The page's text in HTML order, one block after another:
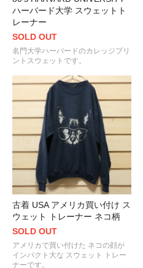
ハーバード大学 スウェットト
レーナー
SOLD OUT
名門大学ハーバードのカレッジプリ
ントスウェットです。
古着 USA アメリカ買い付け ス
ウェット トレーナー ネコ柄
SOLD OUT
アメリカで買い付けた ネコの顔が
インパクト大な スウェット トレー
ナーです。